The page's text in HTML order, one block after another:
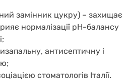
замінник цукру) – захищає
нормалізації pH-балансу
антисептичну і
стоматологів Італії.